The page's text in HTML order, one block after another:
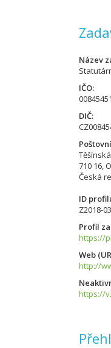
Název
IČO
DIČ
710 16,
Česká
ID
Z2018-
Profil
https://
Web
http://
https://